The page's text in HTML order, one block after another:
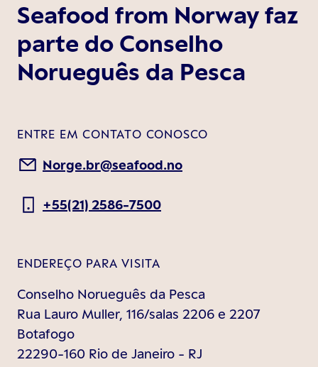
Seafood from Norway faz
parte do Conselho
Norueguês da Pesca
ENTRE EM CONTATO CONOSCO
Norge.br@seafood.no
+55(21) 2586-7500
ENDEREÇO PARA VISITA
Conselho Norueguês da Pesca
Rua Lauro Muller, 116/salas 2206 e 2207
Botafogo
22290-160 Rio de Janeiro - RJ